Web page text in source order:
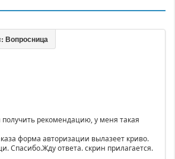
рекомендацию, у меня такая
форма авторизации вылазеет криво.
Спасибо.Жду ответа. скрин прилагается.